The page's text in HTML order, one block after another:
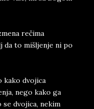
rečima
da to mišljenje ni po
kako dvojica
nego kako ga
se dvojica, nekim